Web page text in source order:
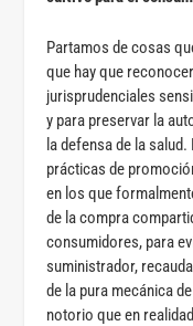
Partamos de cosas
que hay que
jurisprudenciales
y para preservar la
la defensa de la
prácticas de
en los que
de la compra
consumidores, para
suministrador,
de la pura mecánica
notorio que en